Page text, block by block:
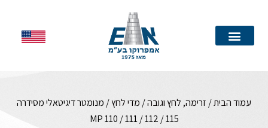
עמוד הבית/ זרימה, לחץ וגובה/ מדי לחץ/ מנומטר דיגיטאלי מסידרה
MP 110 / 111 / 112 / 115